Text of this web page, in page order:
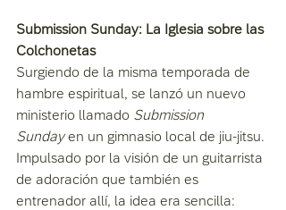
Submission Sunday: La Iglesia sobre las
Colchonetas
Surgiendo de la misma temporada de
hambre espiritual, se lanzó un nuevo
ministerio llamado Submission
Sunday en un gimnasio local de jiu-jitsu.
Impulsado por la visión de un guitarrista
de adoración que también es
entrenador allí, la idea era sencilla: